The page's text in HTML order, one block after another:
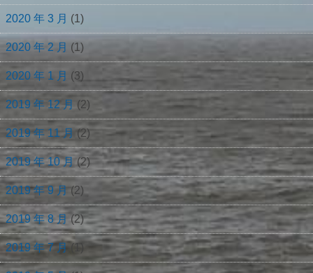
2020 年 3 月 (1)
2020 年 2 月 (1)
2020 年 1 月 (3)
2019 年 12 月 (2)
2019 年 11 月 (2)
2019 年 10 月 (2)
2019 年 9 月 (2)
2019 年 8 月 (2)
2019 年 7 月